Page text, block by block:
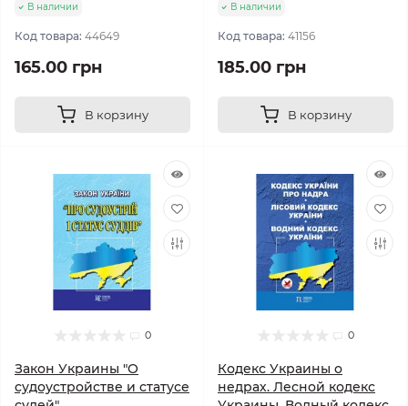
В наличии
Код товара: 44649
165.00 грн
В корзину
В наличии
Код товара: 41156
185.00 грн
В корзину
0
Закон Украины "О
судоустройстве и статусе
0
Кодекс Украины о
недрах. Лесной кодекс